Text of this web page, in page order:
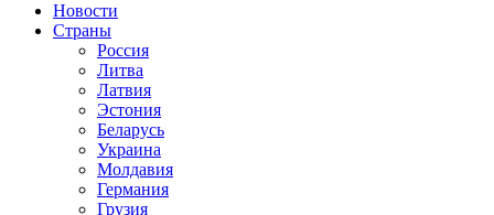
Новости
Страны
Россия
Литва
Латвия
Эстония
Беларусь
Украина
Молдавия
Германия
Грузия